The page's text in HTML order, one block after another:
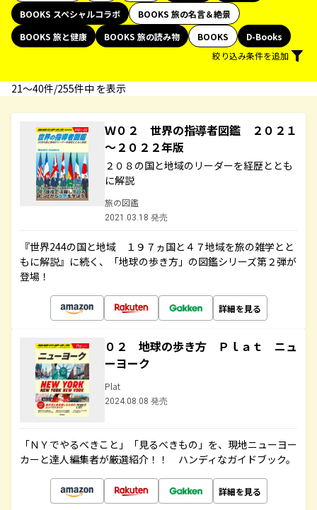
BOOKS スペシャルコラボ
BOOKS 旅の名言＆絶景
BOOKS 旅と健康
BOOKS 旅の読み物 BOOKS
D-Books
絞り込み条件を追加
21〜40件/255件中 を表示
Ｗ０２ 世界の指導者図鑑 ２０２１
～２０２２年版
２０８の国と地域のリーダーを経歴ととも
に解説
旅の図鑑
2021.03.18 発売
『世界244の国と地域 １９７ヵ国と４７地域を旅の雑学とと
もに解説』に続く、「地球の歩き方」の図鑑シリーズ第２弾が
登場！
詳細を見る
０２ 地球の歩き方 Ｐｌａｔ ニュ
ーヨーク
Plat
2024.08.08 発売
「ＮＹでやるべきこと」「見るべきもの」を、現地ニューヨー
カーと達人編集者が厳選紹介！！ ハンディなガイドブック。
詳細を見る